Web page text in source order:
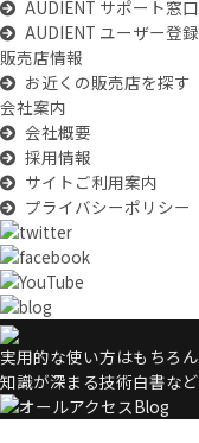
AUDIENT サポート窓口
AUDIENT ユーザー登録
販売店情報
お近くの販売店を探す
会社案内
会社概要
採用情報
サイトご利用案内
プライバシーポリシー
実用的な使い方はもちろ
知識が深まる技術白書な